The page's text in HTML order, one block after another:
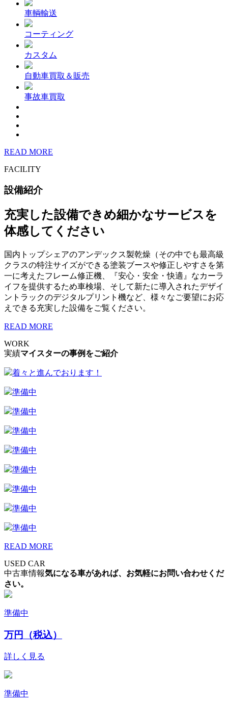
車輌輸送
コーティング
カスタム
自動車買取＆販売
事故車買取
READ MORE
FACILITY
設備紹介
充実した設備できめ細かなサービスを
体感してください
国内トップシェアのアンデックス製乾燥（その中でも最高級
クラスの特注サイズができる塗装ブースや修正しやすさを第
一に考えたフレーム修正機、『安心・安全・快適』なカーラ
イフを提供するため車検場、そして新たに導入されたデザイ
ントラックのデジタルプリント機など、様々なご要望にお応
えできる充実した設備をご覧ください。
READ MORE
WORK
実績マイスターの事例をご紹介
着々と進んでおります！
準備中
準備中
準備中
準備中
準備中
準備中
準備中
準備中
READ MORE
USED CAR
中古車情報気になる車があれば、お気軽にお問い合わせくだ
さい。
準備中
万円（税込）
詳しく見る
準備中